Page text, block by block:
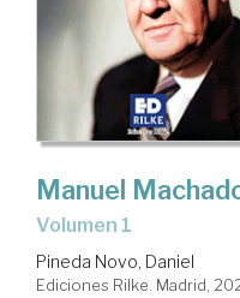
Manuel
Volumen 1
Pineda Novo, Daniel
Ediciones Rilke. Madrid,